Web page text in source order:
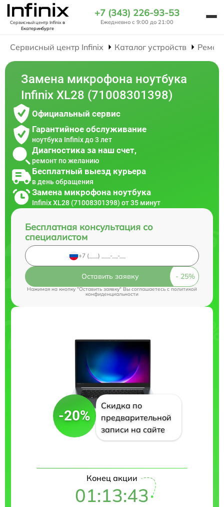
Сервисный центр Infinixв
Екатеринбурге
+7 (343) 226-93-53
Ежедневно с 9:00 до 21:00
Сервисный центр Infinix Каталог устройств
Замена микрофона ноутбука
Infinix XL28 (71008301398)
Официальный сервис
Гарантийное обслуживание
ноутбука Infinix до 3 лет
Диагностика за наш счет,
ремонт по желанию
Бесплатный выезд курьера
в день обращения
Замена микрофона ноутбука
Infinix XL28 (71008301398) от 35 минут
Бесплатная консультация со
специалистом
Оставить заявку
Нажимая на кнопку "Оставить заявку" Вы соглашаетесь cполитикой
конфиденциальности
-20%
Скидка по
предварительной
записи на сайте
Конец акции
01:13:42